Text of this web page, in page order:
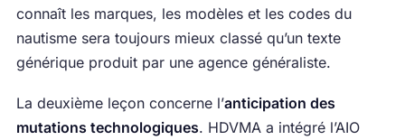
connaît les marques, les modèles et les codes du
nautisme sera toujours mieux classé qu’un texte
générique produit par une agence généraliste.
La deuxième leçon concerne l’anticipation des
mutations technologiques. HDVMA a intégré l’AIO